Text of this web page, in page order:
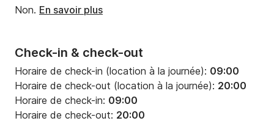
Check-in & check-out
Horaire de check-in (location à la journée): 09:00
Horaire de check-out (location à la journée): 20:00
Horaire de check-in: 09:00
Horaire de check-out: 20:00
Non. En savoir plus